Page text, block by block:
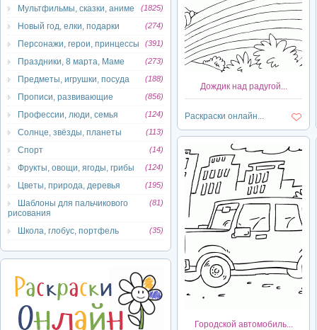
Мультфильмы, сказки, аниме (1825)
Новый год, елки, подарки (274)
Персонажи, герои, принцессы (391)
Праздники, 8 марта, Маме (273)
Предметы, игрушки, посуда (188)
Прописи, развивающие (856)
Профессии, люди, семья (124)
Солнце, звёзды, планеты (113)
Спорт (14)
Фрукты, овощи, ягоды, грибы (124)
Цветы, природа, деревья (195)
Шаблоны для пальчикового
рисования
(81)
Школа, глобус, портфель (35)
Дождик над радугой...
Раскраски онлайн...
Городской автомобиль...